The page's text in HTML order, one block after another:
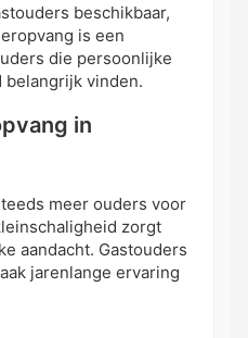
beschikbaar,
is een
die persoonlijke
belangrijk vinden.
in
meer ouders voor
zorgt
aandacht. Gastouders
jarenlange ervaring